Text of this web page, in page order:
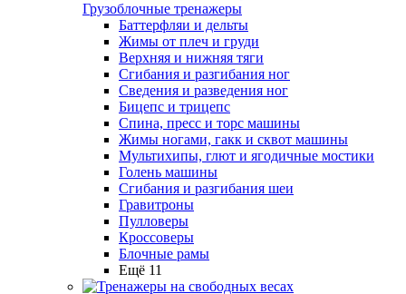
Грузоблочные тренажеры
Баттерфляи и дельты
Жимы от плеч и груди
Верхняя и нижняя тяги
Сгибания и разгибания ног
Сведения и разведения ног
Бицепс и трицепс
Спина, пресс и торс машины
Жимы ногами, гакк и сквот машины
Мультихипы, глют и ягодичные мостики
Голень машины
Сгибания и разгибания шеи
Гравитроны
Пулловеры
Кроссоверы
Блочные рамы
Ещё 11